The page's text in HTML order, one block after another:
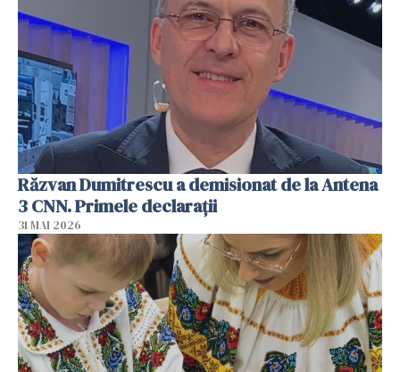
Răzvan Dumitrescu a demisionat de la Antena
3 CNN. Primele declarații
31 MAI 2026